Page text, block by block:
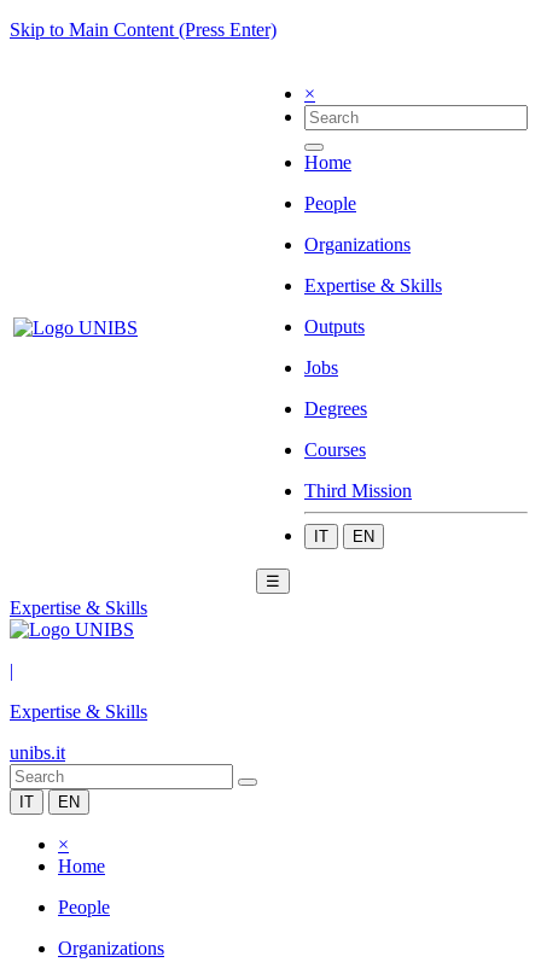
Skip to Main Content (Press Enter)
×
Home
People
Organizations
Expertise & Skills
Outputs
Jobs
Degrees
Courses
Third Mission
IT EN
☰
Expertise & Skills
|
Expertise & Skills
unibs.it
IT EN
×
Home
People
Organizations